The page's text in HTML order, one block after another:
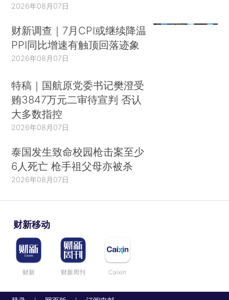
2026年08月07日
财新调查｜7月CPI或继续降温
PPI同比增速有触顶回落迹象
2026年08月07日
特稿｜国航原党委书记樊澄受
贿3847万元二审待宣判 否认
大多数指控
2026年08月07日
泰国发生致命校园枪击案至少
6人死亡 枪手祖父母亦被杀
2026年08月07日
财新移动
财新 财新周刊 Caixin